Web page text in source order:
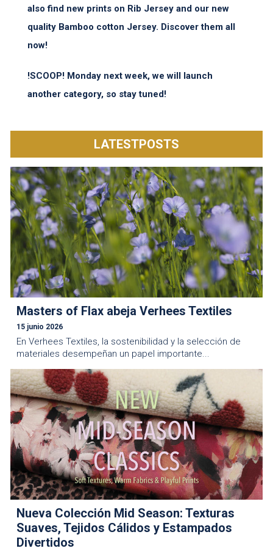
also find new prints on Rib Jersey and our new
quality Bamboo cotton Jersey. Discover them all
now!
!SCOOP! Monday next week, we will launch
another category, so stay tuned!
LATESTPOSTS
Masters of Flax abeja Verhees Textiles
15 junio 2026
En Verhees Textiles, la sostenibilidad y la selección de
materiales desempeñan un papel importante...
Nueva Colección Mid Season: Texturas
Suaves, Tejidos Cálidos y Estampados
Divertidos